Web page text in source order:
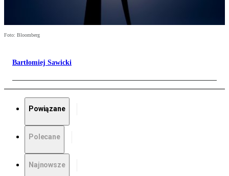
Foto: Bloomberg
Bartłomiej Sawicki
Powiązane
Polecane
Najnowsze